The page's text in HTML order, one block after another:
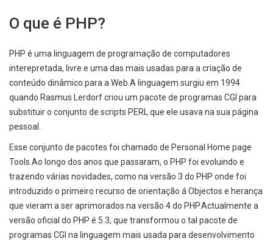
O que é PHP?
PHP é uma linguagem de programação de computadores
interepretada, livre e uma das mais usadas para a criação de
conteúdo dinâmico para a Web.A linguagem surgiu em 1994
quando Rasmus Lerdorf criou um pacote de programas CGI para
substituir o conjunto de scripts PERL que ele usava na sua página
pessoal.
Esse conjunto de pacotes foi chamado de Personal Home page
Tools.Ao longo dos anos que passaram, o PHP foi evoluindo e
trazendo várias novidades, como na versão 3 do PHP onde foi
introduzido o primeiro recurso de orientação á Objectos e herança
que vieram a ser aprimorados na versão 4 do PHP.Actualmente a
versão oficial do PHP é 5.3, que transformou o tal pacote de
programas CGI na linguagem mais usada para desenvolvimento